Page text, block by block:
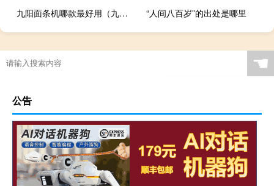
九阳面条机哪款最好用（九阳面条机哪款最好）
“人间八百岁”的出处是哪里
☚
公告